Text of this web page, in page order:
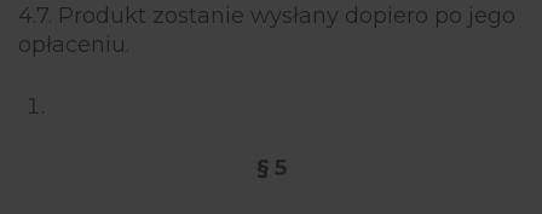
4.7. Produkt zostanie wysłany dopiero po jego
opłaceniu.
§ 5